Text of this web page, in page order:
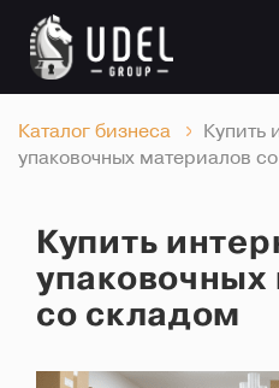
Каталог бизнеса
Купить
упаковочных материалов
Купить
со складом